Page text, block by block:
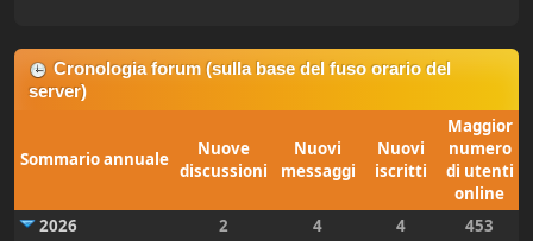
Cronologia forum (sulla base del fuso orario del
server)
Sommario annuale
Nuove
discussioni
Nuovi
messaggi
Nuovi
iscritti
Maggior
numero
di utenti
online
2026
2 4 4
453